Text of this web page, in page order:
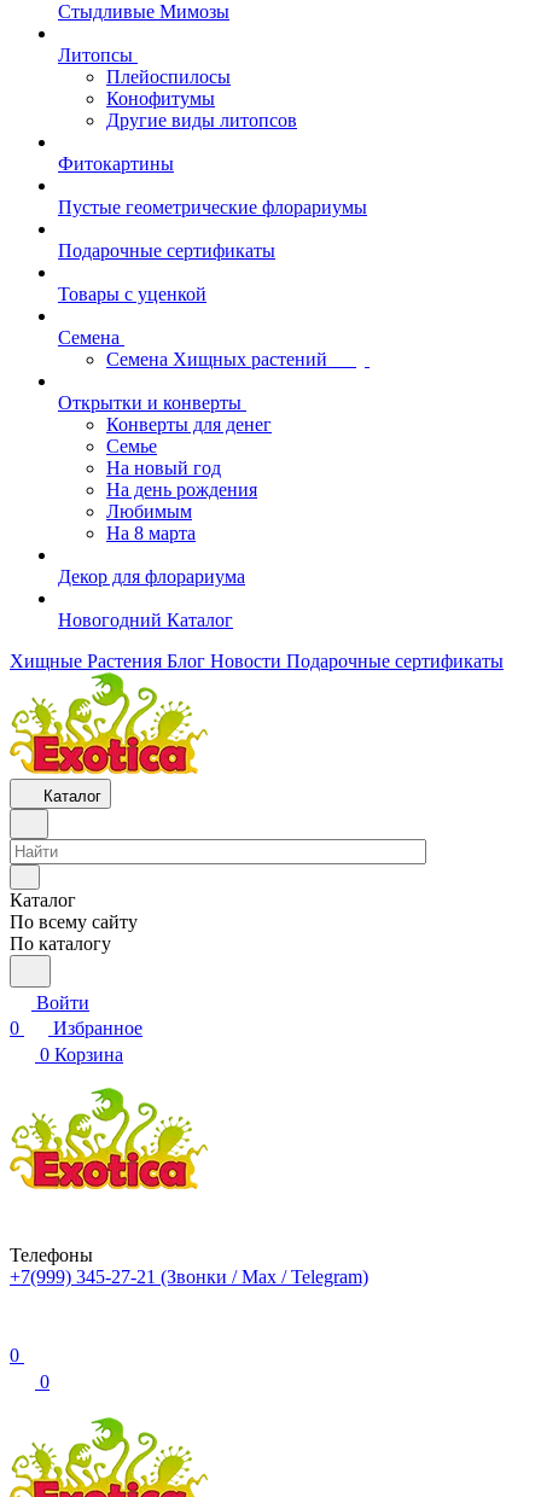
Стыдливые Мимозы
Литопсы
Плейоспилосы
Конофитумы
Другие виды литопсов
Фитокартины
Пустые геометрические флорариумы
Подарочные сертификаты
Товары с уценкой
Семена
Семена Хищных растений
Открытки и конверты
Конверты для денег
Семье
На новый год
На день рождения
Любимым
На 8 марта
Декор для флорариума
Новогодний Каталог
Хищные Растения Блог Новости Подарочные сертификаты
Каталог
Каталог
По всему сайту
По каталогу
Войти
0
Избранное
0 Корзина
Телефоны
+7(999) 345-27-21 (Звонки / Max / Telegram)
0
0